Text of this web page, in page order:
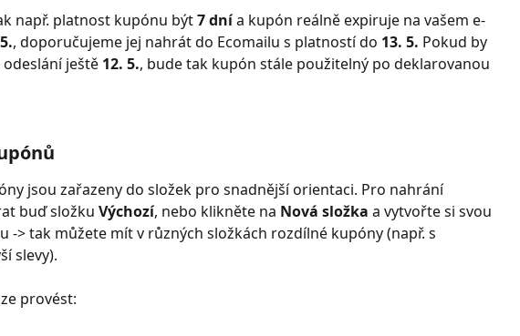
např. platnost kupónu být 7 dní a kupón reálně expiruje na vašem e-
, doporučujeme jej nahrát do Ecomailu s platností do 13. 5. Pokud by
ještě 12. 5., bude tak kupón stále použitelný po deklarovanou
jsou zařazeny do složek pro snadnější orientaci. Pro nahrání
buď složku Výchozí, nebo klikněte na Nová složka a vytvořte si svou
-> tak můžete mít v různých složkách rozdílné kupóny (např. s
slevy).
provést: